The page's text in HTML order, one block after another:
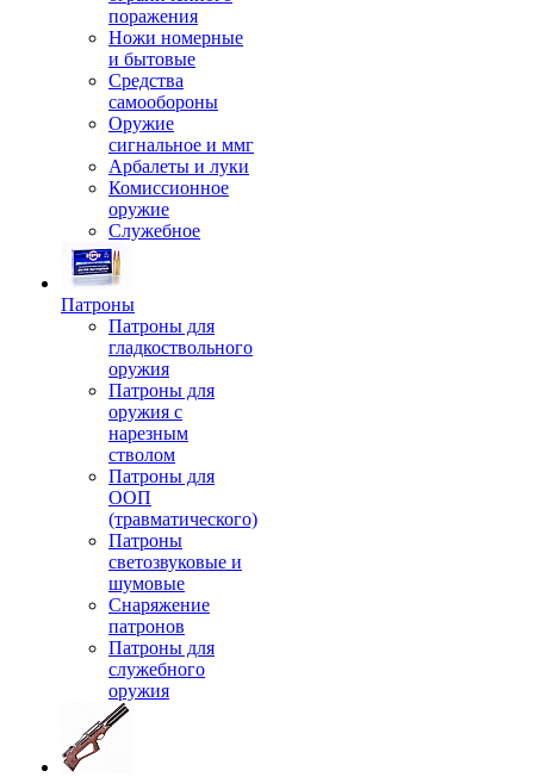
поражения
Ножи номерные
и бытовые
Средства
самообороны
Оружие
сигнальное и ммг
Арбалеты и луки
Комиссионное
оружие
Служебное
Патроны
Патроны для
гладкоствольного
оружия
Патроны для
оружия с
нарезным
стволом
Патроны для
ООП
(травматического)
Патроны
светозвуковые и
шумовые
Снаряжение
патронов
Патроны для
служебного
оружия